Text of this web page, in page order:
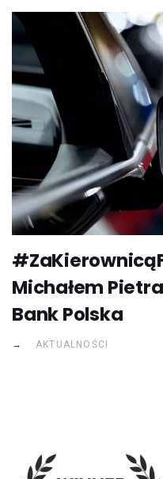
Michałem
Bank Polska
AKTUALNOŚCI